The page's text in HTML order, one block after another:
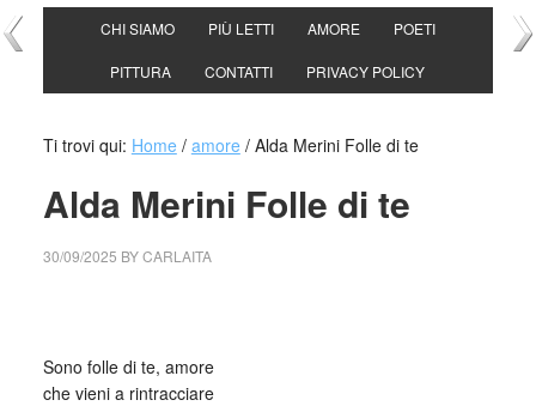
CHI SIAMO PIÙ LETTI AMORE POETI
PITTURA CONTATTI PRIVACY POLICY
Ti trovi qui: Home / amore /Alda Merini Folle di te
Alda Merini Folle di te
30/09/2025 BYCARLAITA
Sono folle di te, amore
che vieni a rintracciare